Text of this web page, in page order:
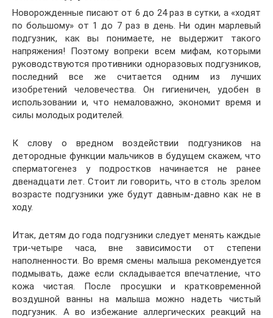
Новорожденные писают от 6 до 24 раз в сутки, а «ходят
по большому» от 1 до 7 раз в день. Ни один марлевый
подгузник, как вы понимаете, не выдержит такого
напряжения! Поэтому вопреки всем мифам, которыми
руководствуются противники одноразовых подгузников,
последний все же считается одним из лучших
изобретений человечества. Он гигиеничен, удобен в
использовании и, что немаловажно, экономит время и
силы молодых родителей.
К слову о вредном воздействии подгузников на
детородные функции мальчиков в будущем скажем, что
сперматогенез у подростков начинается не ранее
двенадцати лет. Стоит ли говорить, что в столь зрелом
возрасте подгузники уже будут давным-давно как не в
ходу.
Итак, детям до года подгузники следует менять каждые
три-четыре часа, вне зависимости от степени
наполненности. Во время смены малыша рекомендуется
подмывать, даже если складывается впечатление, что
кожа чистая. После просушки и кратковременной
воздушной ванны на малыша можно надеть чистый
подгузник. А во избежание аллергических реакций на